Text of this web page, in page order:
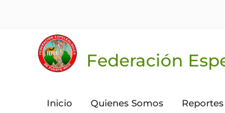
Federación
Inicio Quienes Somos